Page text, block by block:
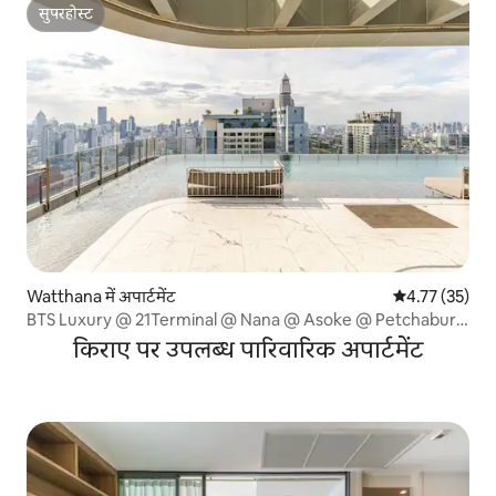
सुपरहोस्ट
सुपरहोस्ट
Watthana में अपार्टमेंट औसत रेटिंग 5 में
4.77 (35)
BTS Luxury @ 21Terminal @ Nana @ Asoke @ Petchabur
मुफ़्त एयरपोर्ट पिकअप
किराए पर उपलब्ध पारिवारिक अपार्टमेंट